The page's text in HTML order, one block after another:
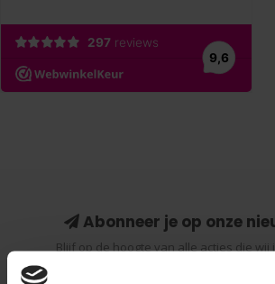
Abonneer je op onze
Blijf op de hoogte van alle acties die wij